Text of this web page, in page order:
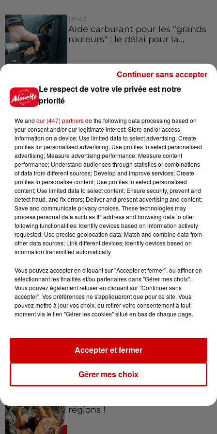
13h42
Aide carburant pour les "grands
rouleurs" : le délai pour la...
Royan : elle tente d’écraser son
9h45
Cambriolages : plus de 18 000
logements visités en juillet 2026,
en...
7 août 2026
Pape Léon XIV en France : quel
est son programme ?
Jeux Voir plus
à Coulon !
Le Duel - Gagnez vos entrées
régions !
Le respect de votre vie privée est notre
priorité
We and our (447) partnersdo the following data processing based on
your consent and/or our legitimate interest: Store and/or access
information on a device; Use limited data to select advertising; Create
profiles for personalised advertising; Use profiles to select personalised
advertising; Measure advertising performance; Measure content
performance; Understand audiences through statistics or combinations
of data from different sources; Develop and improve services; Create
profiles to personalise content; Use profiles to select personalised
content; Use limited data to select content; Ensure security, prevent and
detect fraud, and fix errors; Deliver and present advertising and content;
Save and communicate privacy choices. These technologies may
process personal data such as IP address and browsing data to offer
following functionalities: Identify devices based on information actively
requested; Use precise geolocation data; Match and combine data from
other data sources; Link different devices; Identify devices based on
information transmitted automatically.
Vous pouvez accepter en cliquant sur "Accepter et fermer", ou affiner en
sélectionnant les finalités et/ou partenaires dans "Gérer mes choix".
Vous pouvez également refuser en cliquant sur "Continuer sans
accepter". Vos préférences ne s'appliqueront que pour ce site. Vous
pouvez mettre à jour vos choix, ou retirer votre consentement à tout
moment via le lien "Gérer les cookies" situé en bas de chaque page.
Gérer mes choix
Accepter et fermer
Continuer sans accepter